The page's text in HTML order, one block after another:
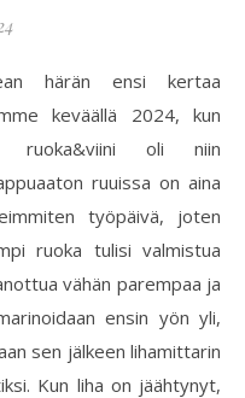
härän ensi kertaa
keväällä 2024, kun
ruoka&viini oli niin
ruuissa on aina
työpäivä, joten
ruoka tulisi valmistua
vähän parempaa ja
ensin yön yli,
sen jälkeen lihamittarin
Kun liha on jäähtynyt,